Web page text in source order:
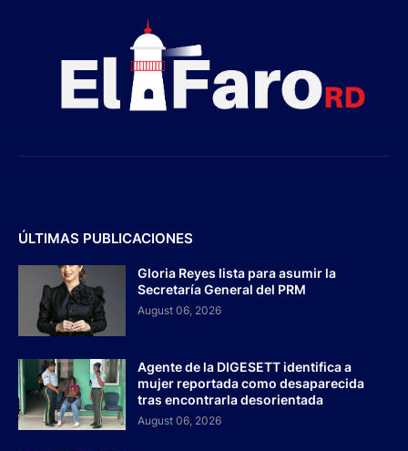
ÚLTIMAS PUBLICACIONES
Gloria Reyes lista para asumir la
Secretaría General del PRM
August 06, 2026
Agente de la DIGESETT identifica a
mujer reportada como desaparecida
tras encontrarla desorientada
August 06, 2026